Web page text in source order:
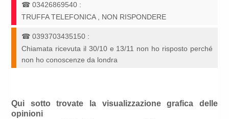
☎03426869540 :
TRUFFA TELEFONICA , NON RISPONDERE
☎0393703435150 :
Chiamata ricevuta il 30/10 e 13/11 non ho risposto perché
non ho conoscenze da londra
Qui sotto trovate la visualizzazione grafica delle
opinioni